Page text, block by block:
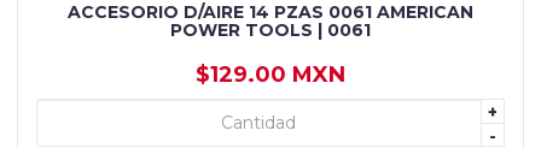
ACCESORIO D/AIRE 14 PZAS 0061 AMERICAN
POWER TOOLS | 0061
$129.00 MXN
+
-
+ AGREGAR